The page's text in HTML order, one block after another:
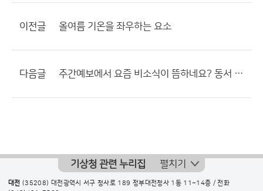
이전글 올여름 기온을 좌우하는 요소
다음글 주간예보에서 요즘 비소식이 뜸하네요? 동서 고압대 언제까지??
기상청 관련 누리집 펼치기
대전 (35208) 대전광역시 서구 청사로 189 정부대전청사 1동 11~14층 / 전화